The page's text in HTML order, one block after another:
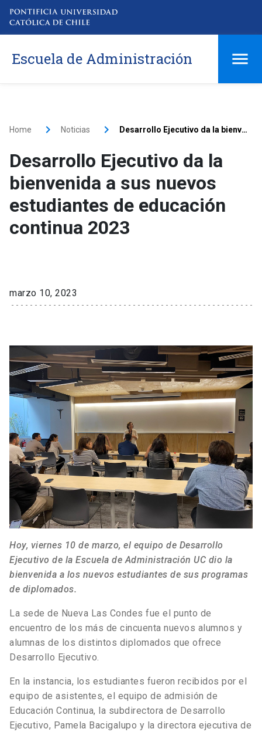
Escuela de Administración
Home Noticias Desarrollo Ejecutivo da la bienvenida a sus nuevos estudiantes de educación continua 2023
Desarrollo Ejecutivo da la
bienvenida a sus nuevos
estudiantes de educación
continua 2023
marzo 10, 2023
Hoy, viernes 10 de marzo, el equipo de Desarrollo
Ejecutivo de la Escuela de Administración UC dio la
bienvenida a los nuevos estudiantes de sus programas
de diplomados.
La sede de Nueva Las Condes fue el punto de
encuentro de los más de cincuenta nuevos alumnos y
alumnas de los distintos diplomados que ofrece
Desarrollo Ejecutivo.
En la instancia, los estudiantes fueron recibidos por el
equipo de asistentes, el equipo de admisión de
Educación Continua, la subdirectora de Desarrollo
Ejecutivo, Pamela Bacigalupo y la directora ejecutiva de